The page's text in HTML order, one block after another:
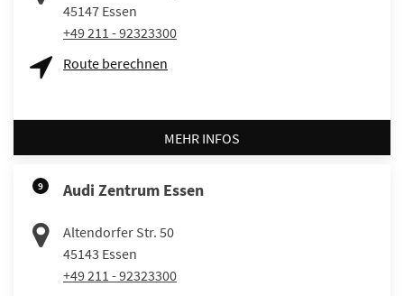
45147 Essen
+49 211 - 92323300
Route berechnen
MEHR INFOS
9 Audi Zentrum Essen
Altendorfer Str. 50
45143 Essen
+49 211 - 92323300